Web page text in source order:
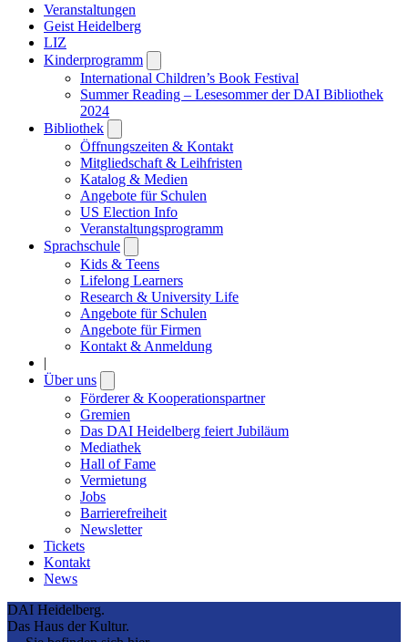
Veranstaltungen
Geist Heidelberg
LIZ
Kinderprogramm
submenu
International Children’s Book Festival
Summer Reading – Lesesommer der DAI Bibliothek
2024
Bibliothek
submenu
Öffnungszeiten & Kontakt
Mitgliedschaft & Leihfristen
Katalog & Medien
Angebote für Schulen
US Election Info
Veranstaltungsprogramm
Sprachschule
submenu
Kids & Teens
Lifelong Learners
Research & University Life
Angebote für Schulen
Angebote für Firmen
Kontakt & Anmeldung
|
Über uns
submenu
Förderer & Kooperationspartner
Gremien
Das DAI Heidelberg feiert Jubiläum
Mediathek
Hall of Fame
Vermietung
Jobs
Barrierefreiheit
Newsletter
Tickets
Kontakt
News
DAI Heidelberg.
Das Haus der Kultur.